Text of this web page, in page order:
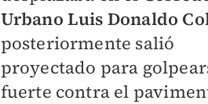
Urbano Luis Donaldo
posteriormente salió
proyectado para
fuerte contra el